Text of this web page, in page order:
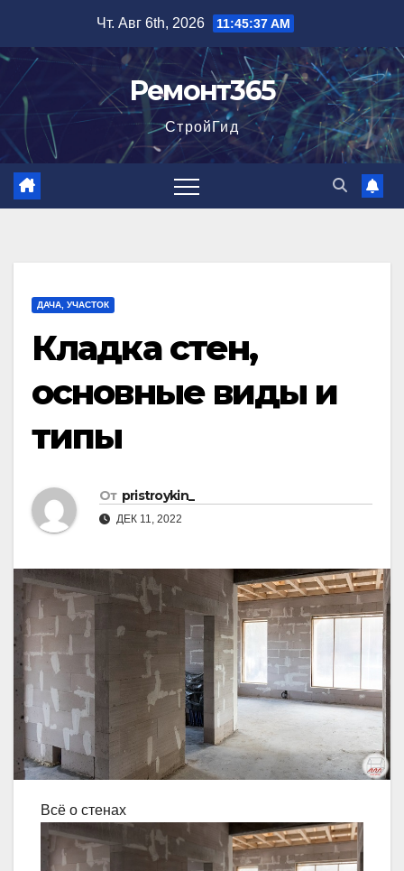
содержимому
Чт. Авг 6th, 2026 11:45:38 AM
Ремонт365
СтройГид
ДАЧА, УЧАСТОК
Кладка стен,
основные виды и
типы
От pristroykin_
ДЕК 11, 2022
Всё о стенах